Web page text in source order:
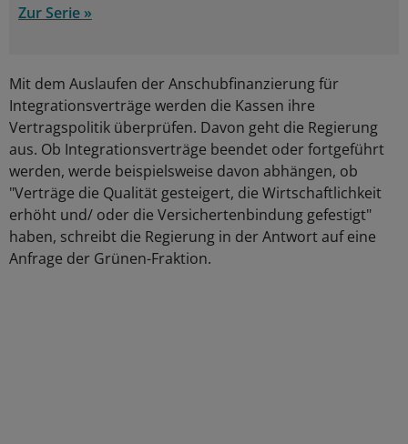
Zur Serie »
Mit dem Auslaufen der Anschubfinanzierung für
Integrationsverträge werden die Kassen ihre
Vertragspolitik überprüfen. Davon geht die Regierung
aus. Ob Integrationsverträge beendet oder fortgeführt
werden, werde beispielsweise davon abhängen, ob
"Verträge die Qualität gesteigert, die Wirtschaftlichkeit
erhöht und/ oder die Versichertenbindung gefestigt"
haben, schreibt die Regierung in der Antwort auf eine
Anfrage der Grünen-Fraktion.